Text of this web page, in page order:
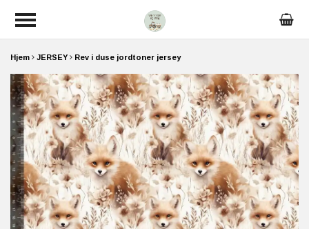
Hjem JERSEY Rev i duse jordtoner jersey